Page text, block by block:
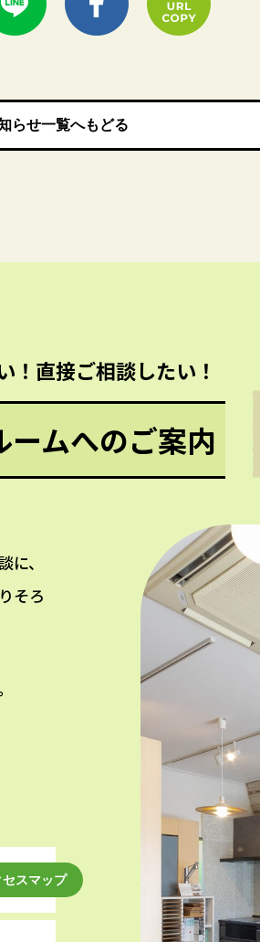
らせ一覧へもどる
らせ一覧へもどる
！直接ご相談したい！
ームへのご案内
、
そろ
セスマップ